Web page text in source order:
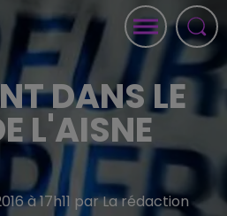
DANS LE
L'AISNE
à 17h11 par La rédaction